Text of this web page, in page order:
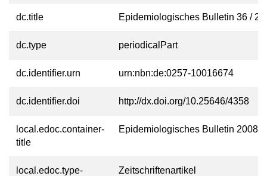
dc.title Epidemiologisches Bulletin 36 /
dc.type periodicalPart
dc.identifier.urn urn:nbn:de:0257-10016674
dc.identifier.doi http://dx.doi.org/10.25646/4358
local.edoc.container-
title
Epidemiologisches Bulletin 2008
local.edoc.type-
Zeitschriftenartikel